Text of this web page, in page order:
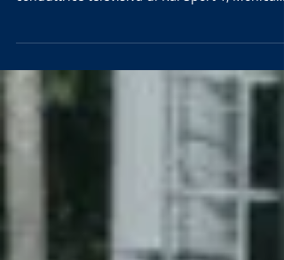
Il prossimo martedì 31 maggio andrà in onda
conduttrice televisiva di Rai Sport 1, Monica